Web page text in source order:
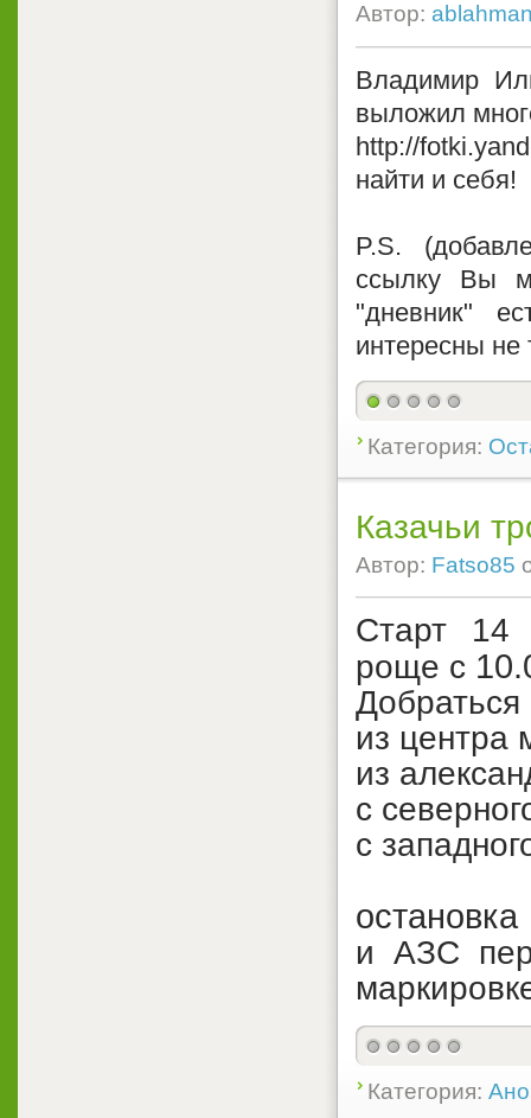
Автор:
Владимир
выложил
http://
найти и себя!
P.S.
ссылку Вы
"дневник"
интересны
Категория:
Казачьи
Автор: Fatso85
Старт 14
роще с
из центра
из
с
с
и АЗС
Категория: